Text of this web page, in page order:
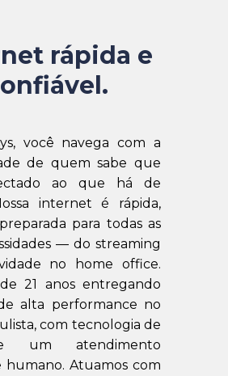
rápida e
você navega com a
de quem sabe que
ao que há de
internet é rápida,
para todas as
— do streaming
no home office.
21 anos entregando
alta performance no
com tecnologia de
um atendimento
humano. Atuamos com